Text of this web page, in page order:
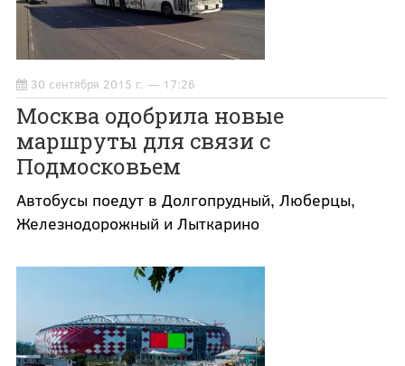
30 сентября 2015 г. — 17:26
Москва одобрила новые
маршруты для связи с
Подмосковьем
Автобусы поедут в Долгопрудный, Люберцы,
Железнодорожный и Лыткарино